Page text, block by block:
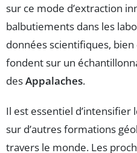
sur ce mode d’extraction
balbutiements dans les
données scientifiques,
fondent sur un
desAppalaches.
Il est essentiel d’intensifier
sur d’autres formations
travers le monde. Les